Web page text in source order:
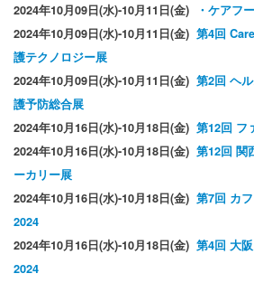
2024年10月09日(水)-10月11日(金)
・ケアフ
2024年10月09日(水)-10月11日(金) 第4回
護テクノロジー展
2024年10月09日(水)-10月11日(金) 第2回 ヘ
護予防総合展
2024年10月16日(水)-10月18日(金) 第12回 フ
2024年10月16日(水)-10月18日(金) 第12回 関
ーカリー展
2024年10月16日(水)-10月18日(金) 第7回 カ
2024
2024年10月16日(水)-10月18日(金) 第4回 大
2024